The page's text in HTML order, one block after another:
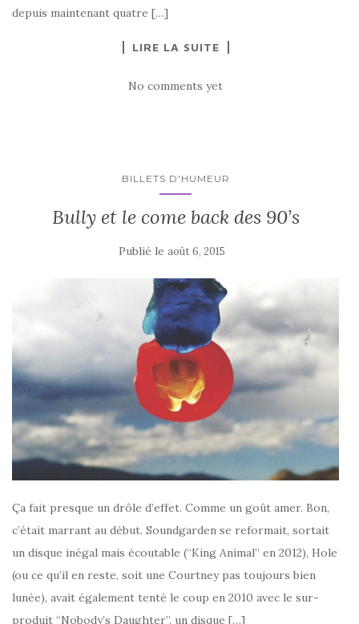
depuis maintenant quatre […]
LIRE LA SUITE
No comments yet
BILLETS D'HUMEUR
Bully et le come back des 90’s
Publié le août 6, 2015
Ça fait presque un drôle d’effet. Comme un goût amer. Bon,
c’était marrant au début. Soundgarden se reformait, sortait
un disque inégal mais écoutable (“King Animal” en 2012), Hole
(ou ce qu’il en reste, soit une Courtney pas toujours bien
lunée), avait également tenté le coup en 2010 avec le sur-
produit “Nobody’s Daughter”, un disque […]